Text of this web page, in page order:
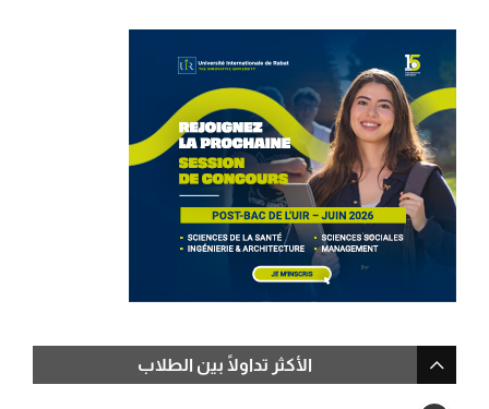
الأكثر تداولًا بين الطلاب